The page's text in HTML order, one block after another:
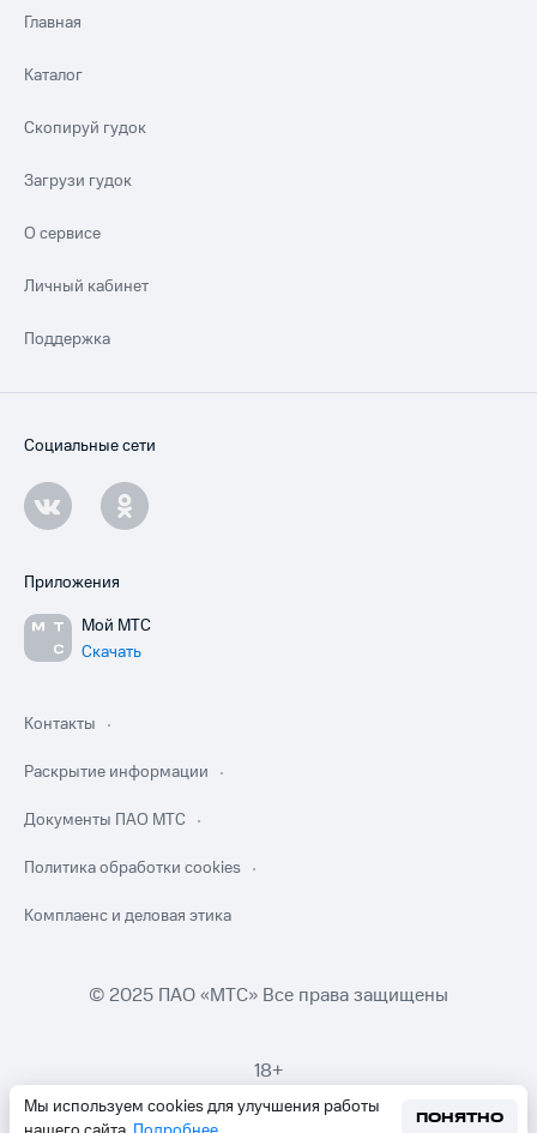
Мы используем cookies для улучшения работы
ПОНЯТНО
Главная
Каталог
Скопируй гудок
Загрузи гудок
О сервисе
Личный кабинет
Поддержка
Социальные сети
Приложения
Мой МТС
Скачать
Контакты
Раскрытие информации
Документы ПАО МТС
Политика обработки cookies
Комплаенс и деловая этика
© 2025 ПАО «МТС» Все права защищены
18+